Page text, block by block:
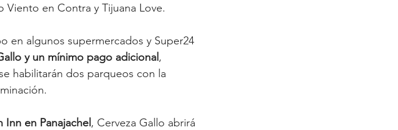
Viento en Contra y Tijuana Love.
en algunos supermercados y Super24
y un mínimo pago adicional ,
habilitarán dos parqueos con la
en Panajachel , Cerveza Gallo abrirá